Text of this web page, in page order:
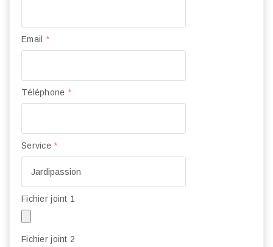
Email *
Téléphone *
Service *
Fichier joint 1
Fichier joint 2